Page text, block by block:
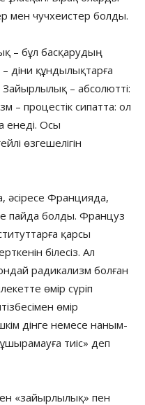
мен чучхеистер болды.
– бұл басқарудың
– діни құндылықтарға
– абсолютті:
– процестік сипатта: ол
енеді. Осы
өзгешелігін
әсіресе Францияда,
пайда болды. Француз
қарсы
білесіз. Ал
радикализм болған
өмір сүріп
өмір
дінге немесе наным-
тиіс» деп
«зайырлылық» пен